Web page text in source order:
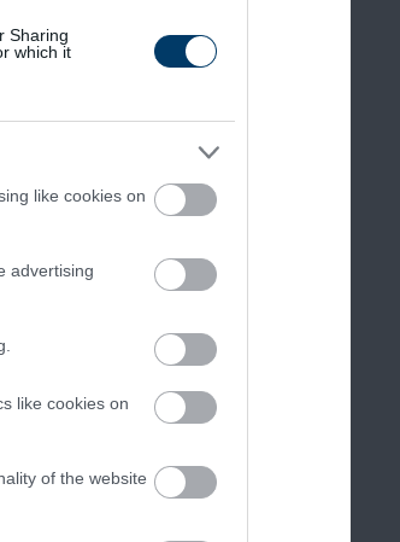
Sharing
which it
like cookies on
advertising
like cookies on
of the website
érdemes
1